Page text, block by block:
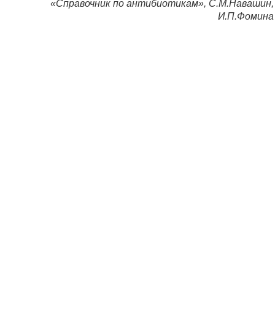
«Справочник по антибиотикам», С.М.Навашин,
И.П.Фомина